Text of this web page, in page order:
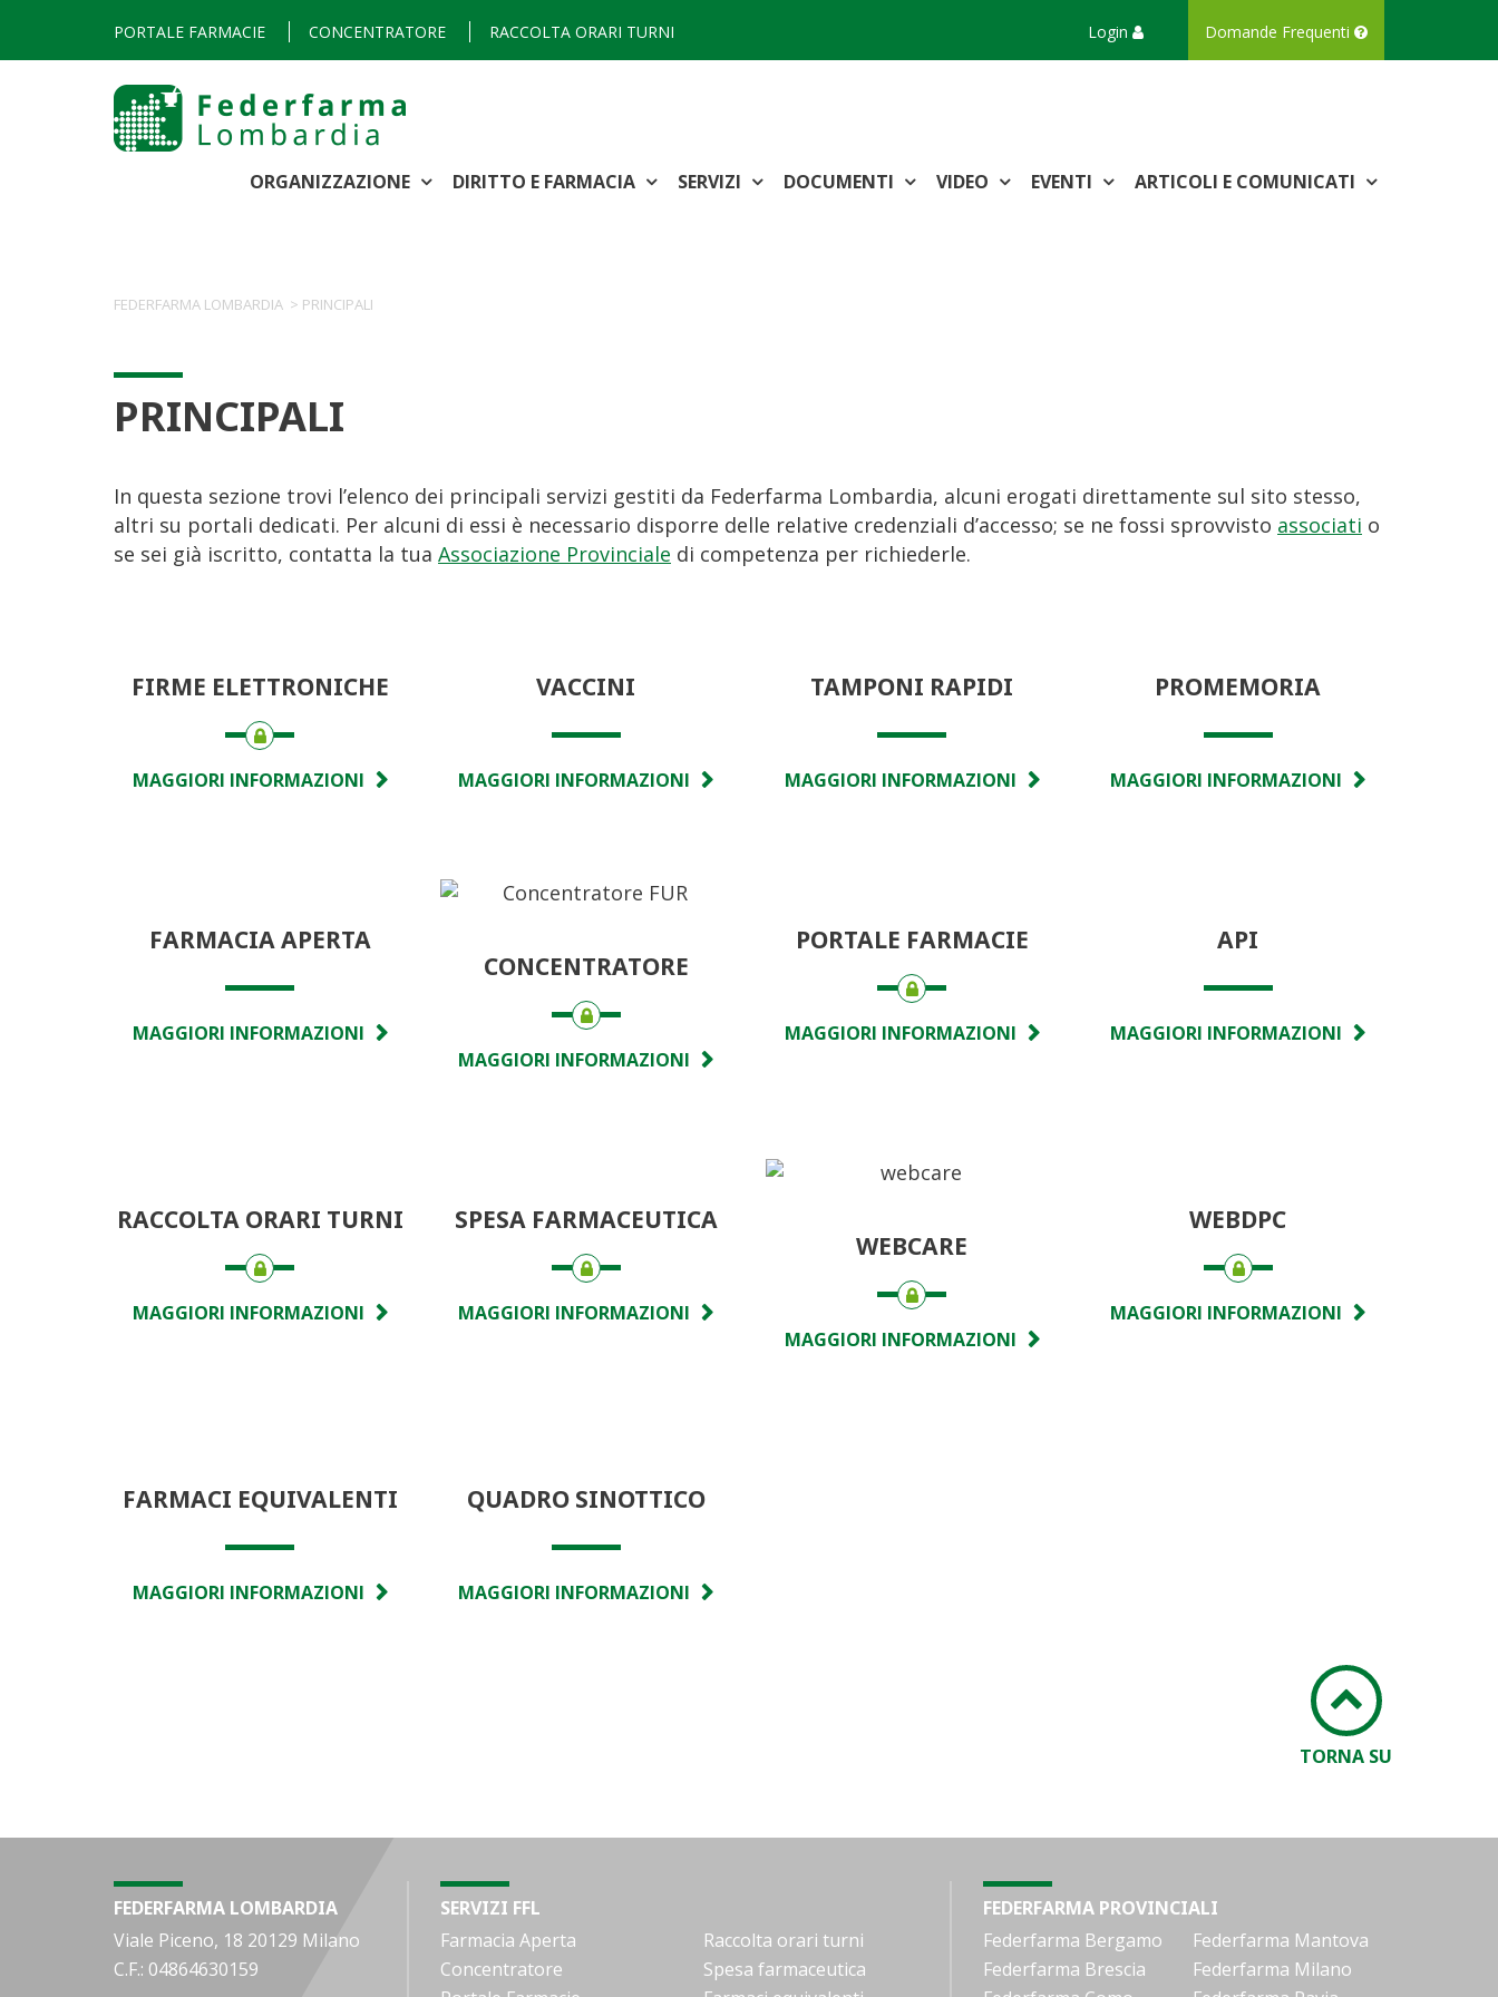
PORTALE FARMACIE CONCENTRATORE RACCOLTA ORARI TURNI Login Domande Frequenti
ORGANIZZAZIONE DIRITTO E FARMACIA SERVIZI DOCUMENTI VIDEO EVENTI ARTICOLI E COMUNICATI
FEDERFARMA LOMBARDIA > PRINCIPALI
PRINCIPALI
In questa sezione trovi l’elenco dei principali servizi gestiti da Federfarma Lombardia, alcuni erogati direttamente sul sito stesso,
altri su portali dedicati. Per alcuni di essi è necessario disporre delle relative credenziali d’accesso; se ne fossi sprovvisto associati o
se sei già iscritto, contatta la tua Associazione Provinciale di competenza per richiederle.
FIRME ELETTRONICHE
MAGGIORI INFORMAZIONI
VACCINI
MAGGIORI INFORMAZIONI
TAMPONI RAPIDI
MAGGIORI INFORMAZIONI
PROMEMORIA
MAGGIORI INFORMAZIONI
FARMACIA APERTA
MAGGIORI INFORMAZIONI
CONCENTRATORE
MAGGIORI INFORMAZIONI
PORTALE FARMACIE
MAGGIORI INFORMAZIONI
API
MAGGIORI INFORMAZIONI
RACCOLTA ORARI TURNI
MAGGIORI INFORMAZIONI
SPESA FARMACEUTICA
MAGGIORI INFORMAZIONI
WEBCARE
MAGGIORI INFORMAZIONI
WEBDPC
MAGGIORI INFORMAZIONI
FARMACI EQUIVALENTI
MAGGIORI INFORMAZIONI
QUADRO SINOTTICO
MAGGIORI INFORMAZIONI
TORNA SU
FEDERFARMA LOMBARDIA
Viale Piceno, 18 20129 Milano
C.F.: 04864630159
SERVIZI FFL
Farmacia Aperta
Concentratore
Raccolta orari turni
Spesa farmaceutica
FEDERFARMA PROVINCIALI
Federfarma Bergamo
Federfarma Brescia
Federfarma Mantova
Federfarma Milano